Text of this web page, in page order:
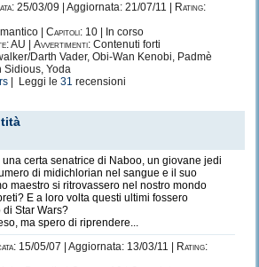
25/03/09 | Aggiornata: 21/07/11 |
Rating:
| Capitoli: 10 | In corso
AU | Avvertimenti: Contenuti forti
Darth Vader, Obi-Wan Kenobi, Padmè
Sidious, Yoda
| Leggi le 31 recensioni
certa senatrice di Naboo, un giovane jedi
di midichlorian nel sangue e il suo
maestro si ritrovassero nel nostro mondo
E a loro volta questi ultimi fossero
Star Wars?
ma spero di riprendere...
15/05/07 | Aggiornata: 13/03/11 |
Rating: